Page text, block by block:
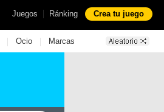
Juegos | Ránking Crea tu juego
| Ocio | Marcas